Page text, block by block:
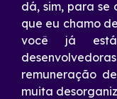
dá, sim, para se
que eu chamo de
você já
remuneração
muita